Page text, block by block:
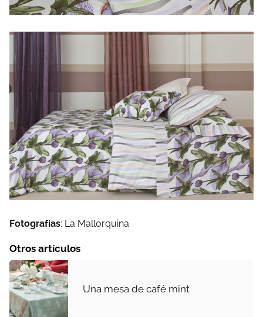
Fotografías: La Mallorquina
Otros artículos
Una mesa de café mint